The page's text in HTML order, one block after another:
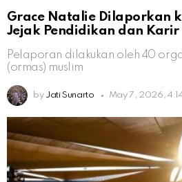
Grace Natalie Dilaporkan
Jejak Pendidikan dan
Pelaporan dilakukan oleh 40
(ormas) muslim
by Jati Sunarto May 7, 2026,